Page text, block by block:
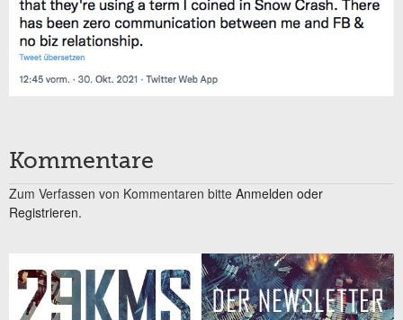
Kommentare
Zum Verfassen von Kommentaren bitte Anmelden oder
Registrieren.